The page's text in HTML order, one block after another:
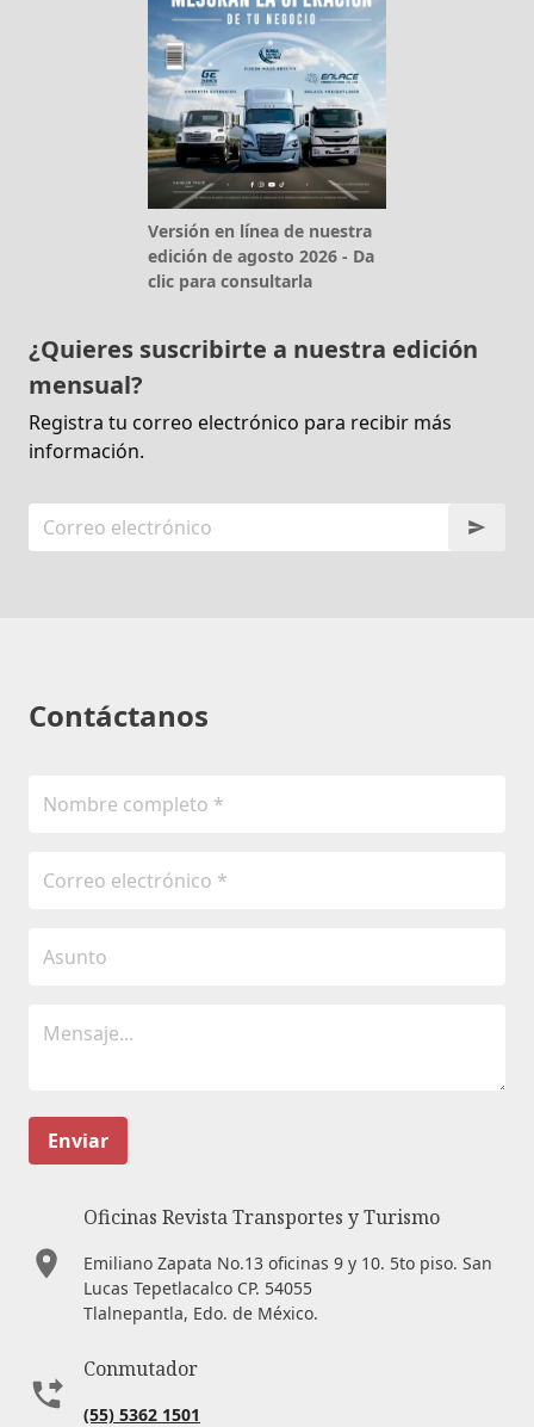
Versión en línea de nuestra
edición de agosto 2026 - Da
clic para consultarla
¿Quieres suscribirte a nuestra edición
mensual?
Registra tu correo electrónico para recibir más
información.
Contáctanos
Enviar
Oficinas Revista Transportes y Turismo
Emiliano Zapata No.13 oficinas 9 y 10. 5to piso. San
Lucas Tepetlacalco CP. 54055
Tlalnepantla, Edo. de México.
Conmutador
(55) 5362 1501